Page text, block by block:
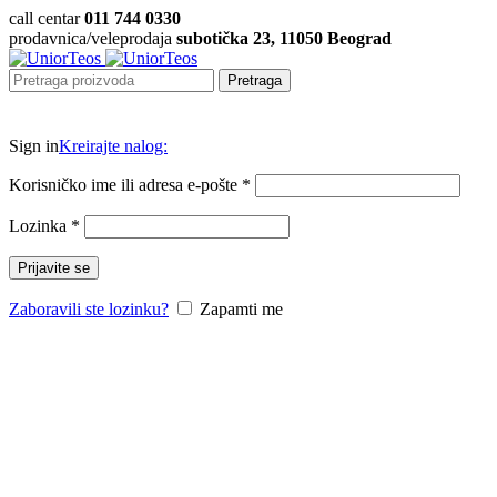
call centar011 744 0330
prodavnica/veleprodaja subotička 23, 11050 Beograd
Pretraga
Sign inKreirajte nalog:
Korisničko ime ili adresa e-pošte *
Lozinka *
Prijavite se
Zaboravili ste lozinku? Zapamti me